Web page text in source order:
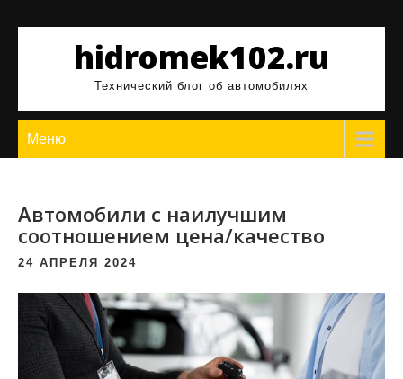
содержимомуhidromek102.ru
Технический блог об автомобилях
Меню
Автомобили с наилучшим
соотношением цена/качество
24 АПРЕЛЯ 2024